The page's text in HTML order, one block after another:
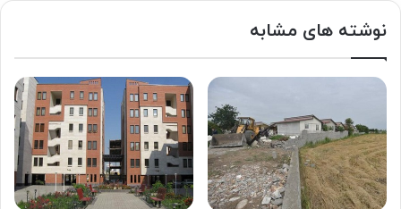
نوشته های مشابه